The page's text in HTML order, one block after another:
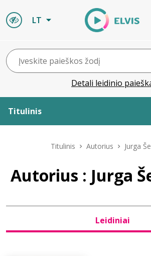
LT
Detali leidinio
Titulinis
Leidiniai
Titulinis Autorius Jurga
Autorius : Jurga
Leidiniai